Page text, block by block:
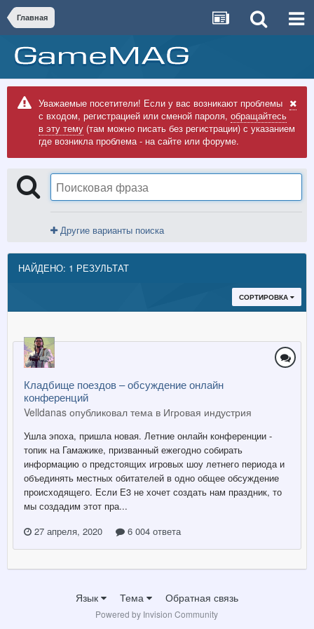
Главная
Уважаемые посетители! Если у вас возникают проблемы
с входом, регистрацией или сменой пароля, обращайтесь
в эту тему (там можно писать без регистрации) с указанием
где возникла проблема - на сайте или форуме.
Другие варианты поиска
НАЙДЕНО: 1 РЕЗУЛЬТАТ
СОРТИРОВКА
Кладбище поездов – обсуждение онлайн
конференций
Velldanas опубликовал тема в Игровая индустрия
Ушла эпоха, пришла новая. Летние онлайн конференции -
топик на Гамажике, призванный ежегодно собирать
информацию о предстоящих игровых шоу летнего периода и
объединять местных обитателей в одно общее обсуждение
происходящего. Если Е3 не хочет создать нам праздник, то
мы создадим этот пра...
27 апреля, 2020
6 004 ответа
Язык Тема Обратная связь
Powered by Invision Community